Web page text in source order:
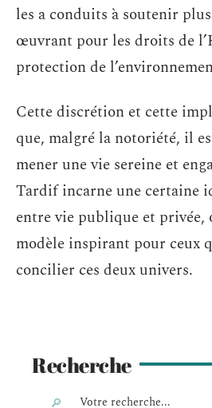
les a conduits à soutenir
œuvrant pour les droits de
protection de
Cette discrétion et cette
que, malgré la notoriété, il
mener une vie sereine et
Tardif incarne une certaine
entre vie publique et
modèle inspirant pour ceux
concilier ces deux univers.
Recherche